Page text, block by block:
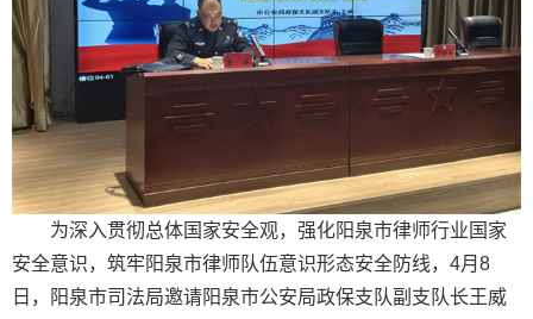
为深入贯彻总体国家安全观，强化阳泉市律师行业国家
安全意识，筑牢阳泉市律师队伍意识形态安全防线，4月8
日，阳泉市司法局邀请阳泉市公安局政保支队副支队长王威